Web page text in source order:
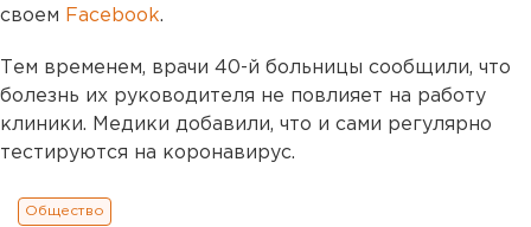
своем Facebook.
Тем временем, врачи 40-й больницы сообщили, что
болезнь их руководителя не повлияет на работу
клиники. Медики добавили, что и сами регулярно
тестируются на коронавирус.
Общество